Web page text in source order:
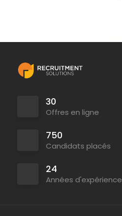
30
Offres en ligne
750
Candidats placés
24
Années d'expérience